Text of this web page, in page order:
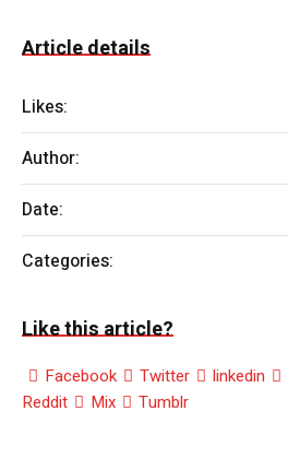
Article details
Likes:
Author:
Date:
Categories:
Like this article?
Facebook Twitter linkedin
Reddit
Mix Tumblr